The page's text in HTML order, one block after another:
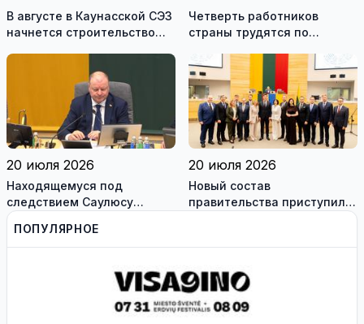
В августе в Каунасской СЭЗ
начнется строительство
Четверть работников
страны трудятся по
это выгодно и
сотрудникам, и
работодателям
20 июля 2026
Находящемуся под
следствием Саулюсу
Сквернялису временно
разрешили выехать за
границу
20 июля 2026
Новый состав
правительства приступил к
ПОПУЛЯРНОЕ